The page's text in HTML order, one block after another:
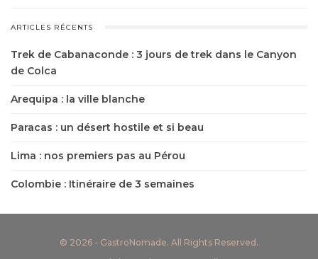
ARTICLES RÉCENTS
Trek de Cabanaconde : 3 jours de trek dans le Canyon
de Colca
Arequipa : la ville blanche
Paracas : un désert hostile et si beau
Lima : nos premiers pas au Pérou
Colombie : Itinéraire de 3 semaines
© 2026 - GastroNomade. All Rights Reserved.